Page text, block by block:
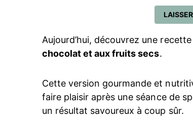
Aujourd’hui, découvrez une
chocolat et aux fruits secs.
Cette version gourmande et
faire plaisir après une séance de
un résultat savoureux à coup sûr.